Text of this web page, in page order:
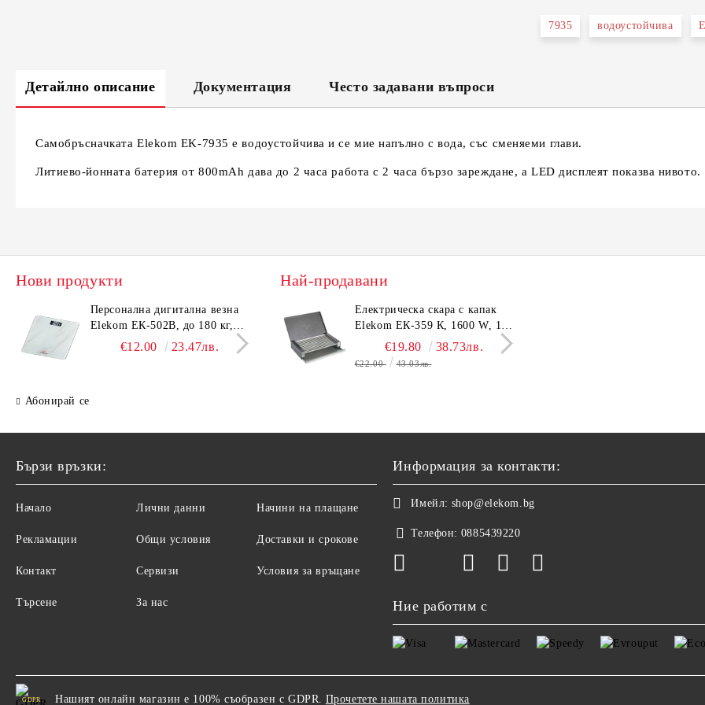
Съгласен съм с
7935 водоустойчива
Детайлно описание Документация Често задавани въпроси
Самобръсначката Elekom EK-7935 е водоустойчива и се мие напълно с вода, със сменяеми глави.
Литиево-йонната батерия от 800mAh дава до 2 часа работа с 2 часа бързо зареждане, а LED дисплеят показва нивото.
Нови продукти
Персонална дигитална везна
Elekom ЕК-502B, до 180 кг,
LCD дисплей, Темперирано
€12.00 23.47лв.
Електронен кантар Elekom
EK-403А, до 180 кг, LCD
дисплей, Темперирано стъкло
- 6.0 мм, Размери 30x30x2.4
€10.50 20.54лв.
Абонирай се
Най-продавани
Електрическа скара с капак
Elekom ЕК-359 К, 1600 W, 12
бр. неръждаеми тръбни
нагревятеля
€19.80 38.73лв.
€22.00 43.03лв.
Бързи връзки:
Начало
Рекламации
Контакт
Търсене
Лични данни
Общи условия
Сервизи
За нас
Начини на плащане
Доставки и срокове
Условия за връщане
Информация за контакти:
Имейл: shop@elekom.bg
Телефон: 0885439220
Ние работим с
GDPR Нашият онлайн магазин е 100% съобразен с GDPR. Прочетете нашата политика